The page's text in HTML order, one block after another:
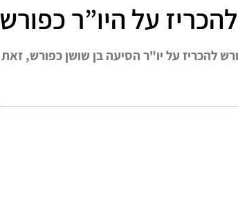
על היו”ר כפורש
להכריז על יו"ר הסיעה בן שושן כפורש, זאת